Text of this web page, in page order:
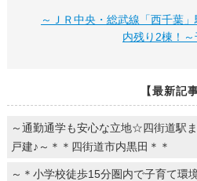
～ＪＲ中央・総武線「西千葉
内残り2棟！
【最新記
～通勤通学も安心な立地☆四街道駅
戸建♪～＊＊四街道市内黒田＊＊
～＊小学校徒歩15分圏内で子育て環